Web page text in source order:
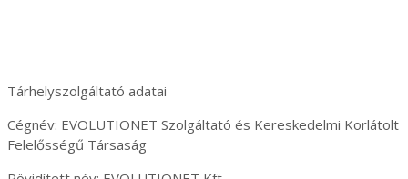
Tárhelyszolgáltató adatai
Cégnév: EVOLUTIONET Szolgáltató és Kereskedelmi Korlátolt
Felelősségű Társaság